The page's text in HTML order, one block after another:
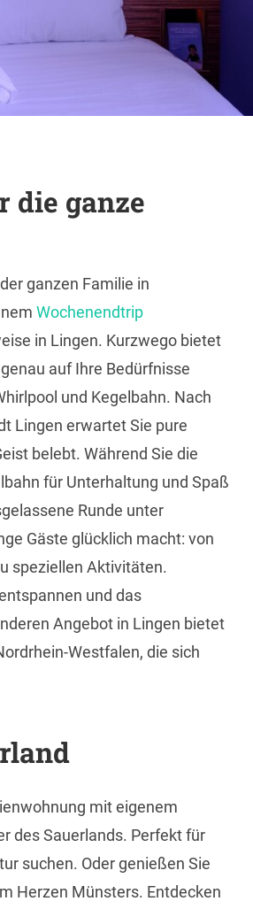
die ganze
ganzen Familie in
Wochenendtrip
in Lingen. Kurzwego bietet
auf Ihre Bedürfnisse
und Kegelbahn. Nach
Lingen erwartet Sie pure
belebt. Während Sie die
für Unterhaltung und Spaß
Runde unter
Gäste glücklich macht: von
speziellen Aktivitäten.
und das
Angebot in Lingen bietet
Westfalen, die sich
mit eigenem
des Sauerlands. Perfekt für
suchen. Oder genießen Sie
Herzen Münsters. Entdecken